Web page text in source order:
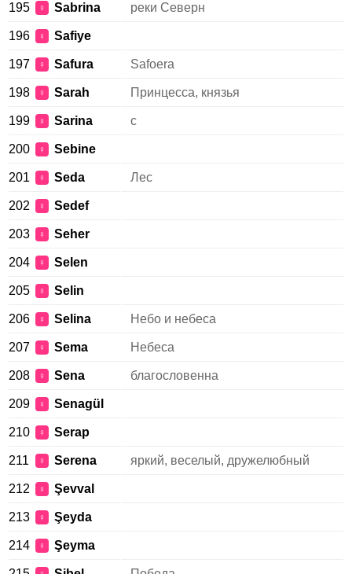
195 ♀ Sabrina реки Северн
196 ♀ Safiye
197 ♀ Safura Safoera
198 ♀ Sarah Принцесса, князья
199 ♀ Sarina с
200 ♀ Sebine
201 ♀ Seda Лес
202 ♀ Sedef
203 ♀ Seher
204 ♀ Selen
205 ♀ Selin
206 ♀ Selina Небо и небеса
207 ♀ Sema Небеса
208 ♀ Sena благословенна
209 ♀ Senagül
210 ♀ Serap
211 ♀ Serena яркий, веселый, дружелюбный
212 ♀ Şevval
213 ♀ Şeyda
214 ♀ Şeyma